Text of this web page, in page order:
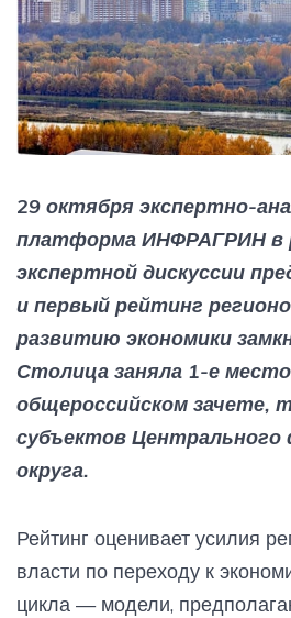
29 октября экспертно-
платформа ИНФРАГРИН в
экспертной дискуссии
и первый рейтинг
развитию экономики
Столица заняла 1-е место
общероссийском зачете,
субъектов Центрального
округа.
Рейтинг оценивает усилия
власти по переходу к
цикла — модели,